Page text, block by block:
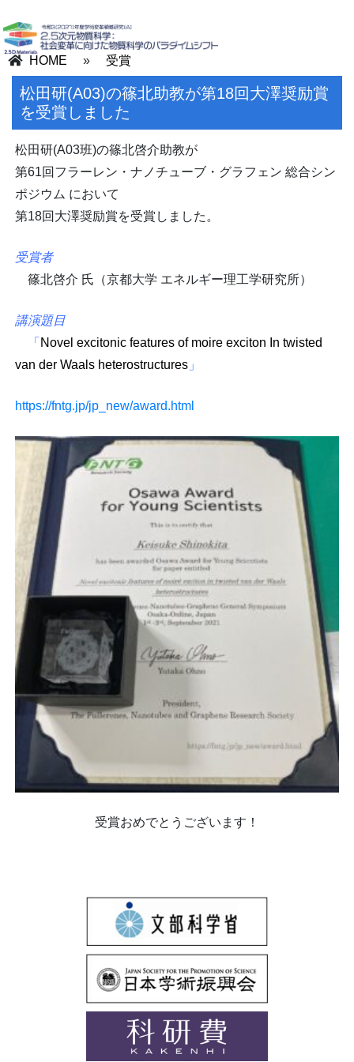
HOME » 受賞
松田研(A03)の篠北助教が第18回大澤奨励賞
を受賞しました
松田研(A03班)の篠北啓介助教が
第61回フラーレン・ナノチューブ・グラフェン 総合シン
ポジウム において
第18回大澤奨励賞を受賞しました。
受賞者
篠北啓介 氏（京都大学 エネルギー理工学研究所）
講演題目
「 Novel excitonic features of moire exciton In twisted
van der Waals heterostructures 」
https://fntg.jp/jp_new/award.html
受賞おめでとうございます！